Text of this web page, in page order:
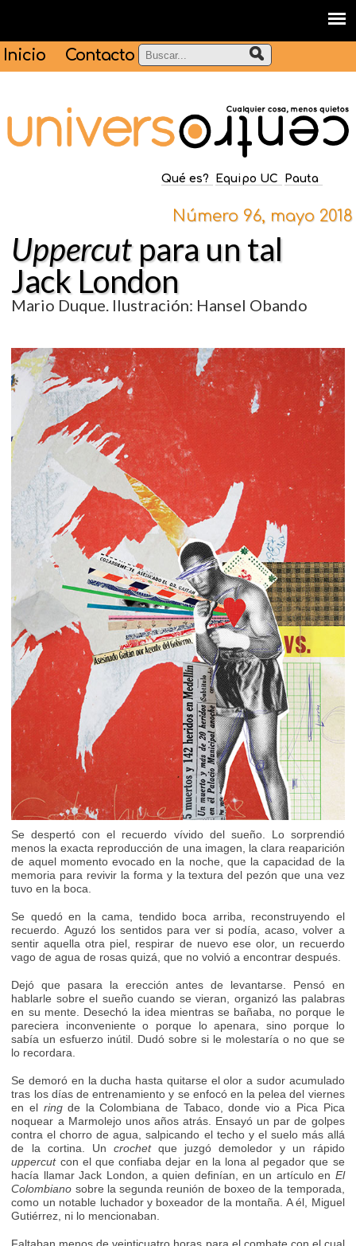
Inicio Contacto
Qué es? Equipo UC Pauta
Número 96, mayo 2018
Uppercutpara un tal
Jack London
Mario Duque. Ilustración: Hansel Obando
Se despertó con el recuerdo vívido del sueño. Lo sorprendió
menos la exacta reproducción de una imagen, la clara reaparición
de aquel momento evocado en la noche, que la capacidad de la
memoria para revivir la forma y la textura del pezón que una vez
tuvo en la boca.
Se quedó en la cama, tendido boca arriba, reconstruyendo el
recuerdo. Aguzó los sentidos para ver si podía, acaso, volver a
sentir aquella otra piel, respirar de nuevo ese olor, un recuerdo
vago de agua de rosas quizá, que no volvió a encontrar después.
Dejó que pasara la erección antes de levantarse. Pensó en
hablarle sobre el sueño cuando se vieran, organizó las palabras
en su mente. Desechó la idea mientras se bañaba, no porque le
pareciera inconveniente o porque lo apenara, sino porque lo
sabía un esfuerzo inútil. Dudó sobre si le molestaría o no que se
lo recordara.
Se demoró en la ducha hasta quitarse el olor a sudor acumulado
tras los días de entrenamiento y se enfocó en la pelea del viernes
en el ringde la Colombiana de Tabaco, donde vio a Pica Pica
noquear a Marmolejo unos años atrás. Ensayó un par de golpes
contra el chorro de agua, salpicando el techo y el suelo más allá
de la cortina. Un crochetque juzgó demoledor y un rápido
uppercutcon el que confiaba dejar en la lona al pegador que se
hacía llamar Jack London, a quien definían, en un artículo en El
Colombiano sobre la segunda reunión de boxeo de la temporada,
como un notable luchador y boxeador de la montaña. A él, Miguel
Gutiérrez, ni lo mencionaban.
Faltaban menos de veinticuatro horas para el combate con el cual